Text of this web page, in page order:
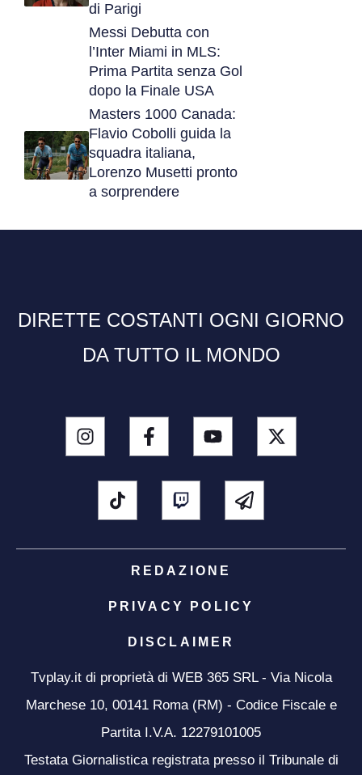
di Parigi
Messi Debutta con
l’Inter Miami in MLS:
Prima Partita senza Gol
dopo la Finale USA
Masters 1000 Canada:
Flavio Cobolli guida la
squadra italiana,
Lorenzo Musetti pronto
a sorprendere
DIRETTE COSTANTI OGNI GIORNO
DA TUTTO IL MONDO
REDAZIONE
PRIVACY POLICY
DISCLAIMER
Tvplay.it di proprietà di WEB 365 SRL - Via Nicola
Marchese 10, 00141 Roma (RM) - Codice Fiscale e
Partita I.V.A. 12279101005
Testata Giornalistica registrata presso il Tribunale di